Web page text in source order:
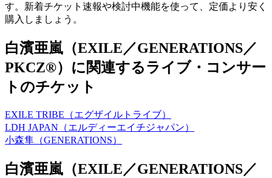
す。新着チケット速報や検討中機能を使って、定価より安く
購入しましょう。
白濱亜嵐（EXILE／GENERATIONS／
PKCZ®）に関連するライブ・コンサー
トのチケット
EXILE TRIBE（エグザイルトライブ）
LDH JAPAN（エルディーエイチジャパン）
小森隼（GENERATIONS）
白濱亜嵐（EXILE／GENERATIONS／